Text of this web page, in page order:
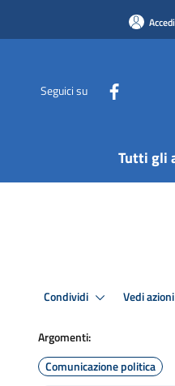
Seguici su
Tutti gli
Condividi Vedi azioni
Argomenti:
Comunicazione politica